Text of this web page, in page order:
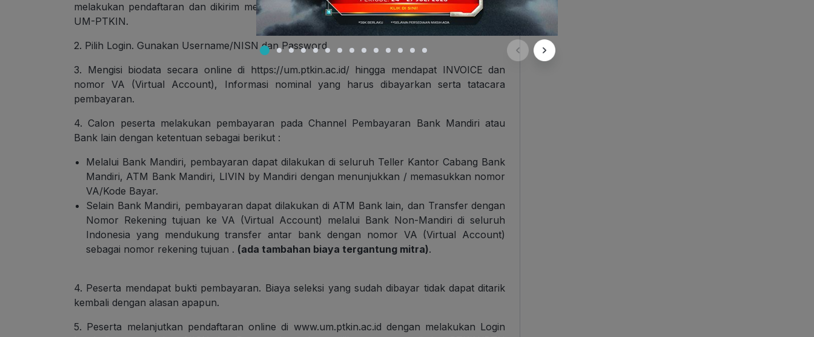
melakukan pendaftaran dan dikirim melalui email yang dicantumkan saat pendaftaran akun
UM-PTKIN.
2. Pilih Login. Gunakan Username/NISN dan Password.
3. Mengisi biodata secara online di https://um.ptkin.ac.id/ hingga mendapat INVOICE dan
nomor VA (Virtual Account), Informasi nominal yang harus dibayarkan serta tatacara
pembayaran.
4. Calon peserta melakukan pembayaran pada Channel Pembayaran Bank Mandiri atau
Bank lain dengan ketentuan sebagai berikut :
Melalui Bank Mandiri, pembayaran dapat dilakukan di seluruh Teller Kantor Cabang Bank
Mandiri, ATM Bank Mandiri, LIVIN by Mandiri dengan menunjukkan / memasukkan nomor
VA/Kode Bayar.
Selain Bank Mandiri, pembayaran dapat dilakukan di ATM Bank lain, dan Transfer dengan
Nomor Rekening tujuan ke VA (Virtual Account) melalui Bank Non-Mandiri di seluruh
Indonesia yang mendukung transfer antar bank dengan nomor VA (Virtual Account)
sebagai nomor rekening tujuan . (ada tambahan biaya tergantung mitra).
4. Peserta mendapat bukti pembayaran. Biaya seleksi yang sudah dibayar tidak dapat ditarik
kembali dengan alasan apapun.
5. Peserta melanjutkan pendaftaran online di www.um.ptkin.ac.id dengan melakukan Login